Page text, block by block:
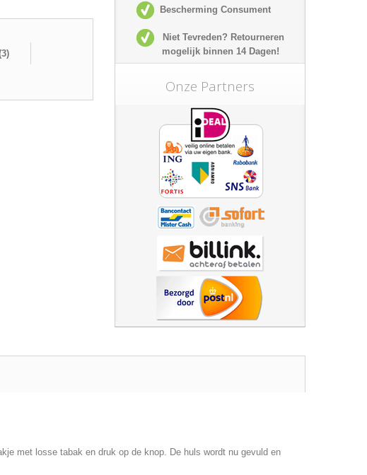
3)
Bescherming Consument
Niet Tevreden? Retourneren
mogelijk binnen 14 Dagen!
Onze Partners
met losse tabak en druk op de knop. De huls wordt nu gevuld en